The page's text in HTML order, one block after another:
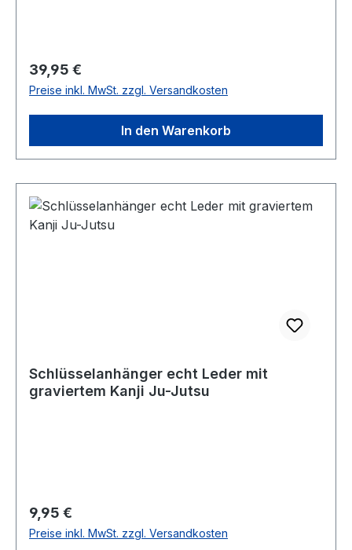
Regulärer Preis:
39,95 €
Preise inkl. MwSt. zzgl. Versandkosten
In den Warenkorb
Schlüsselanhänger echt Leder mit
graviertem Kanji Ju-Jutsu
Regulärer Preis:
9,95 €
Preise inkl. MwSt. zzgl. Versandkosten